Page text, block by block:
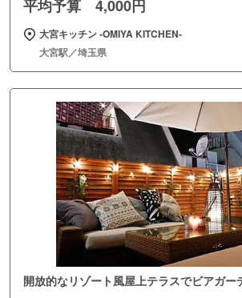
平均予算 4,000円
大宮キッチン ‐OMIYA KITCHEN‐
大宮駅／埼玉県
開放的なリゾート風屋上テラスでビアガー